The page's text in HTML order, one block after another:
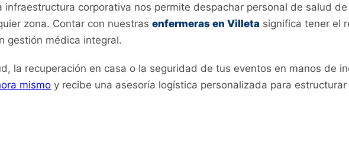
infraestructura corporativa nos permite despachar personal de salud
zona. Contar con nuestras enfermeras en Villeta significa tener el
gestión médica integral.
la recuperación en casa o la seguridad de tus eventos en manos de
mismo y recibe una asesoría logística personalizada para